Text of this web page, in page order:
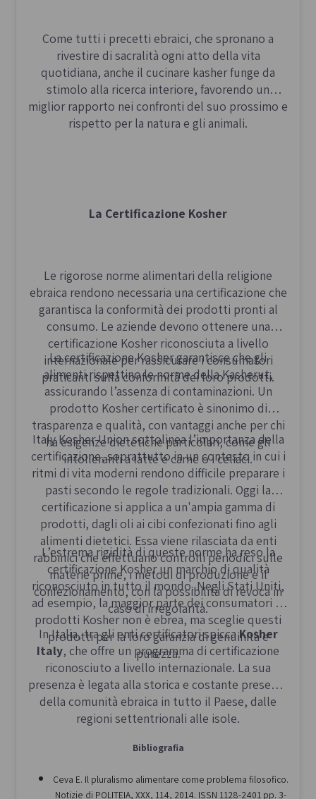
Come tutti i precetti ebraici, che spronano a
rivestire di sacralità ogni atto della vita
quotidiana, anche il cucinare kasher funge da
stimolo alla ricerca interiore, favorendo un
miglior rapporto nei confronti del suo prossimo e
rispetto per la natura e gli animali.
La Certificazione Kosher
Le rigorose norme alimentari della religione
ebraica rendono necessaria una certificazione che
garantisca la conformità dei prodotti pronti al
consumo. Le aziende devono ottenere una
certificazione Kosher riconosciuta a livello
internazionale per rassicurare i consumatori
praticanti sulla conformità dei loro prodotti.
La certificazione Kosher garantisce che gli
alimenti rispettino le norme della Kasherut,
assicurando l’assenza di contaminazioni. Un
prodotto Kosher certificato è sinonimo di
trasparenza e qualità, con vantaggi anche per chi
ha esigenze dietetiche particolari, come gli
intolleranti a latte e carne o i celiaci.
Italy Kosher Union sottolinea l’importanza della
certificazione, soprattutto in un contesto in cui i
ritmi di vita moderni rendono difficile preparare i
pasti secondo le regole tradizionali. Oggi la
certificazione si applica a un'ampia gamma di
prodotti, dagli oli ai cibi confezionati fino agli
alimenti dietetici. Essa viene rilasciata da enti
rabbinici che effettuano controlli periodici sulle
materie prime, i metodi di produzione e il
confezionamento, con la possibilità di revoca in
caso di irregolarità.
L’estrema rigidità di queste norme ha reso la
certificazione Kosher un marchio di qualità
riconosciuto in tutto il mondo. Negli Stati Uniti,
ad esempio, la maggior parte dei consumatori di
prodotti Kosher non è ebrea, ma sceglie questi
prodotti per la loro garanzia di genuinità e
purezza.
In Italia, tra gli enti certificatori spiccaKosher
Italy, che offre un programma di certificazione
riconosciuto a livello internazionale. La sua
presenza è legata alla storica e costante presenza
della comunità ebraica in tutto il Paese, dalle
regioni settentrionali alle isole.
Bibliografia
Ceva E. Il pluralismo alimentare come problema filosofico.
Notizie di POLITEIA, XXX, 114, 2014. ISSN 1128-2401 pp. 3-